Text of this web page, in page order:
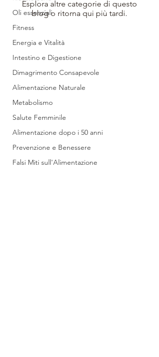
Oli essenziali
Fitness
Energia e Vitalità
Intestino e Digestione
Dimagrimento Consapevole
Alimentazione Naturale
Metabolismo
Salute Femminile
Alimentazione dopo i 50 anni
Prevenzione e Benessere
Falsi Miti sull'Alimentazione
Esplora altre categorie di questo
blog o ritorna qui più tardi.